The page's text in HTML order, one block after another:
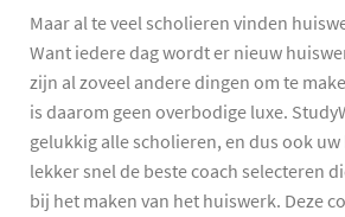
Maar al te veel scholieren vinden
Want iedere dag wordt er nieuw
zijn al zoveel andere dingen om te
is daarom geen overbodige luxe.
gelukkig alle scholieren, en dus ook
lekker snel de beste coach selecteren
bij het maken van het huiswerk. Deze